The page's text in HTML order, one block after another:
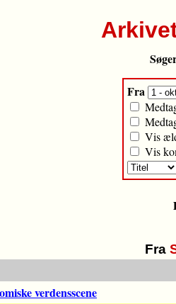
Fra
Vis
Vis
Fra
verdensscene